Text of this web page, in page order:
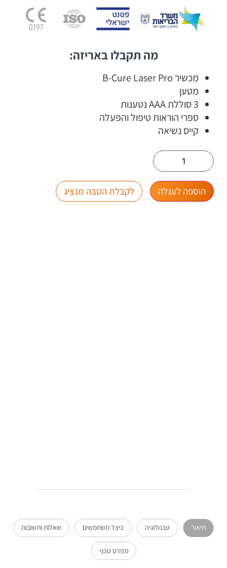
מה תקבלו באריזה:
מכשיר B-Cure Laser Pro
מטען
3 סוללת AAA נטענות
ספרי הוראות טיפול והפעלה
קייס נשיאה
הוספה לעגלה לקבלת הטבה מנציג
תיאור טכנולוגיה כיצד משתמשים שאלות ותשובות
מפרט טכני